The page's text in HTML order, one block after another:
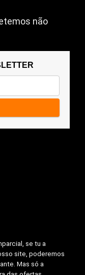
não
se tu a
site, poderemos
Mas só a